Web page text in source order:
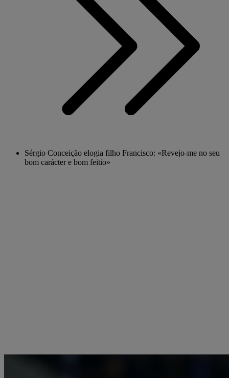
Sérgio Conceição elogia filho Francisco: «Revejo-me no seu
bom carácter e bom feitio»